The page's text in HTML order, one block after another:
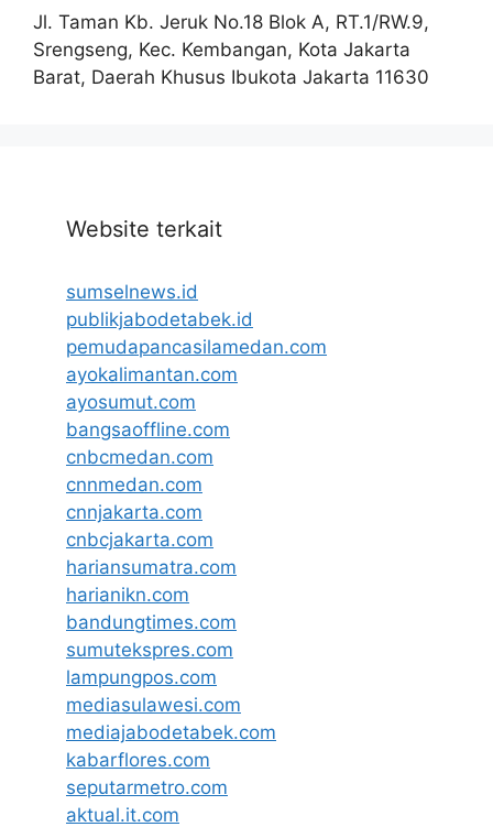
Jl. Taman Kb. Jeruk No.18 Blok A, RT.1/RW.9,
Srengseng, Kec. Kembangan, Kota Jakarta
Barat, Daerah Khusus Ibukota Jakarta 11630
Website terkait
sumselnews.id
publikjabodetabek.id
pemudapancasilamedan.com
ayokalimantan.com
ayosumut.com
bangsaoffline.com
cnbcmedan.com
cnnmedan.com
cnnjakarta.com
cnbcjakarta.com
hariansumatra.com
harianikn.com
bandungtimes.com
sumutekspres.com
lampungpos.com
mediasulawesi.com
mediajabodetabek.com
kabarflores.com
seputarmetro.com
aktual.it.com